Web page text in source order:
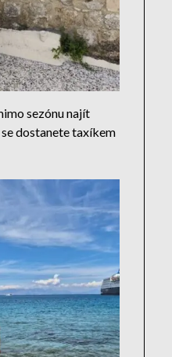
sezónu najít
dostanete taxíkem